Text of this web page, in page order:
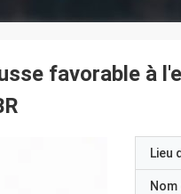
favorable à
Lieu